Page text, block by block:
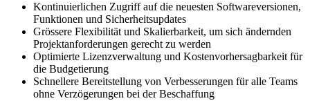
Kontinuierlichen Zugriff auf die neuesten Softwareversionen,
Funktionen und Sicherheitsupdates
Grössere Flexibilität und Skalierbarkeit, um sich ändernden
Projektanforderungen gerecht zu werden
Optimierte Lizenzverwaltung und Kostenvorhersagbarkeit für
die Budgetierung
Schnellere Bereitstellung von Verbesserungen für alle Teams
ohne Verzögerungen bei der Beschaffung